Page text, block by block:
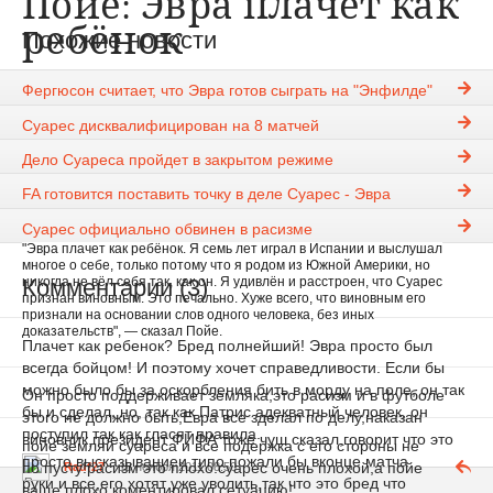
ребёнок
Rauf27 18-11-2011, 08:42 1267
Легендарный уругваец, бывший полузащитник "Челси", "Тоттенхэма" и
"Сарагосы"Гус Пойепрокомментировал решение Футбольной
"Ливерпуля"Луиса Суаресав расистских высказываниях в адрес
"Эвра плачет как ребёнок. Я семь лет играл в Испании и выслушал
многое о себе, только потому что я родом из Южной Америки, но
никогда не вёл себя так, как он. Я удивлён и расстроен, что Суарес
признан виновным. Это печально. Хуже всего, что виновным его
признали на основании слов одного человека, без иных
доказательств", — сказал Пойе.
Похожие новости
Фергюсон считает, что Эвра готов сыграть на "Энфилде"
Суарес дисквалифицирован на 8 матчей
Дело Суареса пройдет в закрытом режиме
FA готовится поставить точку в деле Суарес - Эвра
Суарес официально обвинен в расизме
Комментарии (3)
Плачет как ребенок? Бред полнейший! Эвра просто был
всегда бойцом! И поэтому хочет справедливости. Если бы
можно было бы за оскорбления бить в морду на поле, он так
бы и сделал, но, так как Патрис адекватный человек, он
поступил так как гласят правила.
Rauf27 18 ноября 2011 08:50
Он просто поддерживает земляка,это расизм и в футболе
этого не должно быть,Евра все зделал по делу,наказан
виновник,президент ФИФА тоже чуш сказал,говорит что это
просто высказываниеи типо пожали бы вконце матча
руки и все,его хотят уже уволить,так что это бред что
пойе земляй суареса и все подержка с его стороны не
по пусту!расизм это плохо.суарес очень плохой,а пойе
ваще плохо коментировал сетуацию!